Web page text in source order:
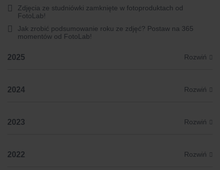
Zdjęcia ze studniówki zamknięte w fotoproduktach od
FotoLab!
Jak zrobić podsumowanie roku ze zdjęć? Postaw na 365
momentów od FotoLab!
2025
2024
2023
2022